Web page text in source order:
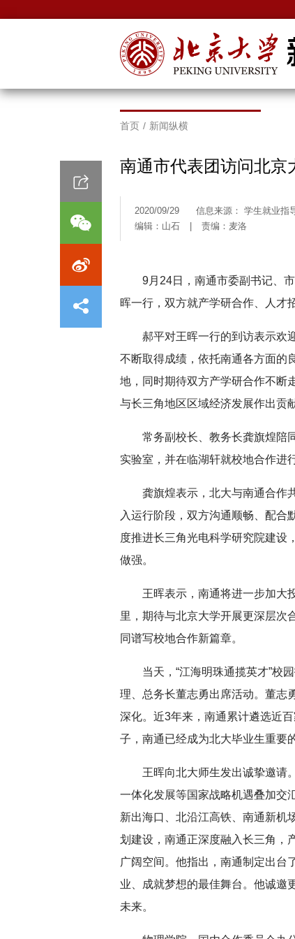
首页 / 新闻纵横
南通市代表团访问北京
2020/09/29
信息来源： 学生就业指
编辑：山石
责编：麦洛
9月24日，南通市委副书记、
晖一行，双方就产学研合作、人才
郝平对王晖一行的到访表示欢
不断取得成绩，依托南通各方面的
地，同时期待双方产学研合作不断
与长三角地区区域经济发展作出贡献
常务副校长、教务长龚旗煌陪
实验室，并在临湖轩就校地合作进
龚旗煌表示，北大与南通合作
入运行阶段，双方沟通顺畅、配合
度推进长三角光电科学研究院建设
做强。
王晖表示，南通将进一步加大
里，期待与北京大学开展更深层次
同谱写校地合作新篇章。
当天，“江海明珠通揽英才”校
理、总务长董志勇出席活动。董志
深化。近3年来，南通累计遴选近
子，南通已经成为北大毕业生重要
王晖向北大师生发出诚挚邀请
一体化发展等国家战略机遇叠加交
新出海口、北沿江高铁、南通新机
划建设，南通正深度融入长三角，
广阔空间。他指出，南通制定出台
业、成就梦想的最佳舞台。他诚邀
未来。
育